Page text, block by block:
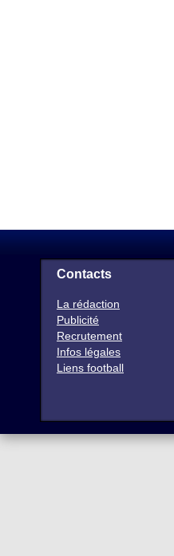
Contacts
La rédaction
Publicité
Recrutement
Infos légales
Liens football